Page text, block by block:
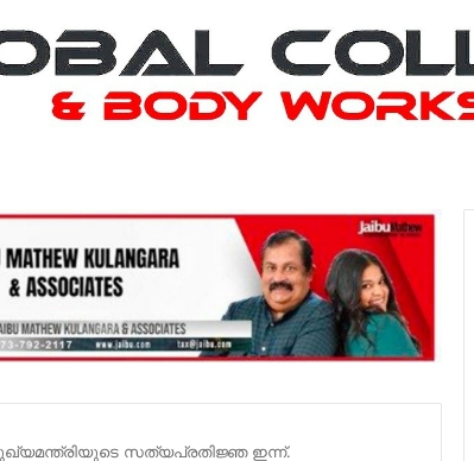
സത്യപ്രതിജ്ഞ ഇന്ന്.